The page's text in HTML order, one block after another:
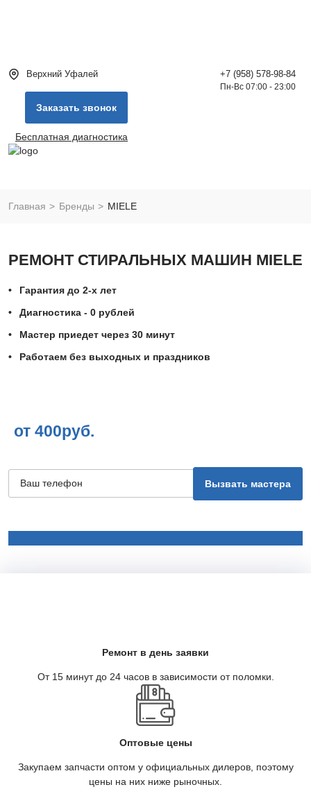
Верхний Уфалей +7 (958) 578-98-84
Пн-Вс 07:00 - 23:00
Заказать звонок
Бесплатная диагностика
Главная Бренды MIELE
РЕМОНТ СТИРАЛЬНЫХ МАШИН MIELE
Гарантия до 2-х лет
Диагностика - 0 рублей
Мастер приедет через 30 минут
Работаем без выходных и праздников
от 400руб.
Ремонт в день заявки
От 15 минут до 24 часов в зависимости от поломки.
Оптовые цены
Закупаем запчасти оптом у официальных дилеров, поэтому
цены на них ниже рыночных.